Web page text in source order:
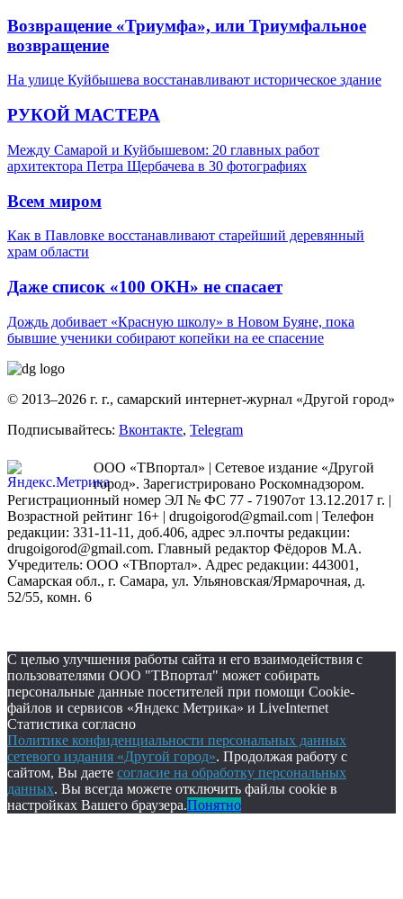
Возвращение «Триумфа», или Триумфальное
возвращение
На улице Куйбышева восстанавливают историческое здание
РУКОЙ МАСТЕРА
Между Самарой и Куйбышевом: 20 главных работ
архитектора Петра Щербачева в 30 фотографиях
Всем миром
Как в Павловке восстанавливают старейший деревянный
храм области
Даже список «100 ОКН» не спасает
Дождь добивает «Красную школу» в Новом Буяне, пока
бывшие ученики собирают копейки на ее спасение
© 2013–2026 г. г., самарский интернет-журнал «Другой город»
Подписывайтесь: Вконтакте, Telegram
ООО «ТВпортал» | Сетевое издание «Другой
город». Зарегистрировано Роскомнадзором.
Регистрационный номер ЭЛ № ФС 77 - 71907от 13.12.2017 г. |
Возрастной рейтинг 16+ | drugoigorod@gmail.com | Телефон
редакции: 331-11-11, доб.406, адрес эл.почты редакции:
drugoigorod@gmail.com. Главный редактор Фёдоров М.А.
Учредитель: ООО «ТВпортал». Адрес редакции: 443001,
Самарская обл., г. Самара, ул. Ульяновская/Ярмарочная, д.
52/55, комн. 6
С целью улучшения работы сайта и его взаимодействия с
пользователями ООО "ТВпортал" может собирать
персональные данные посетителей при помощи Cookie-
файлов и сервисов «Яндекс Метрика» и LiveInternet
Статистика согласно
Политике конфиденциальности персональных данных
сетевого издания «Другой город». Продолжая работу с
сайтом, Вы даете согласие на обработку персональных
данных. Вы всегда можете отключить файлы cookie в
настройках Вашего браузера.Понятно